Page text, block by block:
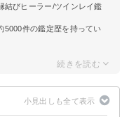
結びヒーラー/ツインレイ鑑
5000件の鑑定歴を持ってい